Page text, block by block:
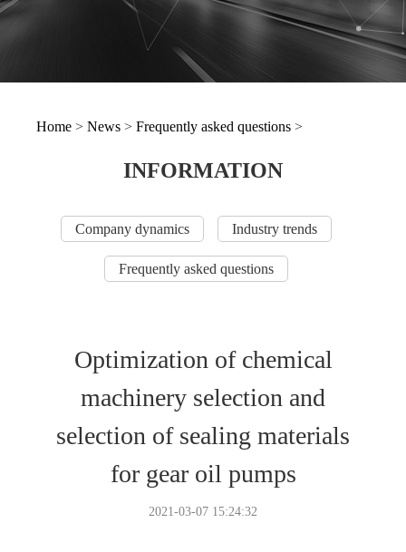
Home > News > Frequently asked questions >
INFORMATION
Company dynamics Industry trends
Frequently asked questions
Optimization of chemical
machinery selection and
selection of sealing materials
for gear oil pumps
2021-03-07 15:24:32